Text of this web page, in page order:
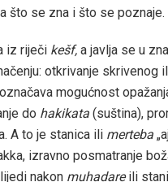
što se zna i što se poznaje.
iz riječi kešf, a javlja se u
otkrivanje skrivenog
mogućnost
do hakikata (suština),
A to je stanica ili merteba
izravno posmatranje
nakon muhadareili